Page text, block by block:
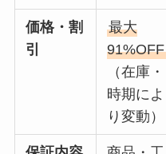
価格・割
引
最大
91%OFF
（在庫・
時期によ
り変動）